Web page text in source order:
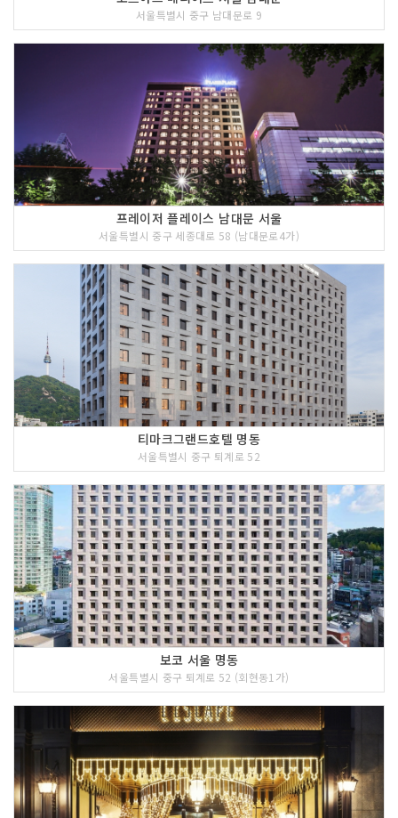
서울특별시 중구 남대문로 9
프레이저 플레이스 남대문 서울
서울특별시 중구 세종대로 58 (남대문로4가)
티마크그랜드호텔 명동
서울특별시 중구 퇴계로 52
보코 서울 명동
서울특별시 중구 퇴계로 52 (회현동1가)